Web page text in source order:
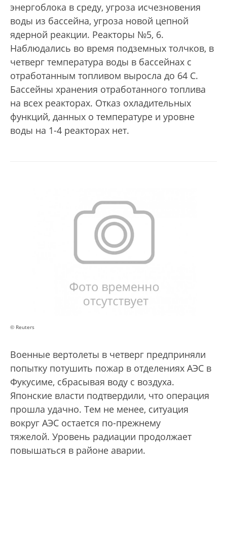
энергоблока в среду, угроза исчезновения
воды из бассейна, угроза новой цепной
ядерной реакции. Реакторы №5, 6.
Наблюдались во время подземных толчков, в
четверг температура воды в бассейнах с
отработанным топливом выросла до 64 С.
Бассейны хранения отработанного топлива
на всех реакторах. Отказ охладительных
функций, данных о температуре и уровне
воды на 1-4 реакторах нет.
© Reuters
Военные вертолеты в четверг предприняли
попытку потушить пожар в отделениях АЭС в
Фукусиме, сбрасывая воду с воздуха.
Японские власти подтвердили, что операция
прошла удачно. Тем не менее, ситуация
вокруг АЭС остается по-прежнему
тяжелой. Уровень радиации продолжает
повышаться в районе аварии.